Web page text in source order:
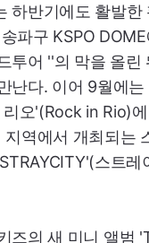
하반기에도 활발한
파구 KSPO
투어 ''의 막을 올린
난다. 이어 9월에
오'(Rock in Rio)
지역에서 개최되는
스트레
즈의 새 미니 앨범